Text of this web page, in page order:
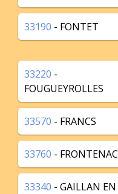
33190 - FONTET
33220 -
FOUGUEYROLLES
33570 - FRANCS
33760 - FRONTENAC
33340 - GAILLAN EN